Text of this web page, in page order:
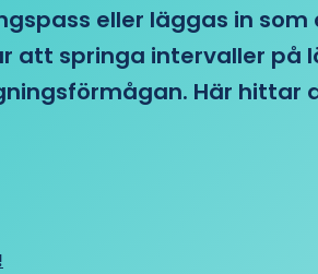
eller läggas in
att springa intervaller
Här hittar